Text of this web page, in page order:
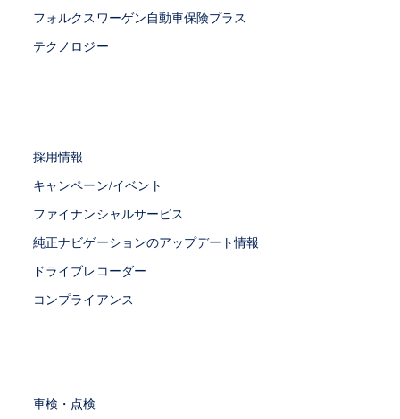
フォルクスワーゲン自動車保険プラス
テクノロジー
採用情報
キャンペーン/イベント
ファイナンシャルサービス
純正ナビゲーションのアップデート情報
ドライブレコーダー
コンプライアンス
車検・点検